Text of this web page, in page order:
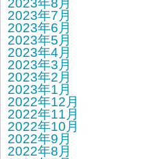
2023年7月
2023年6月
2023年5月
2023年4月
2023年3月
2023年2月
2023年1月
2022年12月
2022年11月
2022年10月
2022年9月
2022年8月